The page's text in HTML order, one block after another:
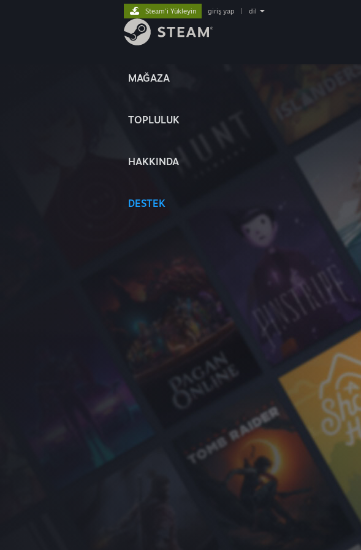
MAĞAZA
TOPLULUK
HAKKINDA
DESTEK
Steam'i Yükleyin giriş yap dil